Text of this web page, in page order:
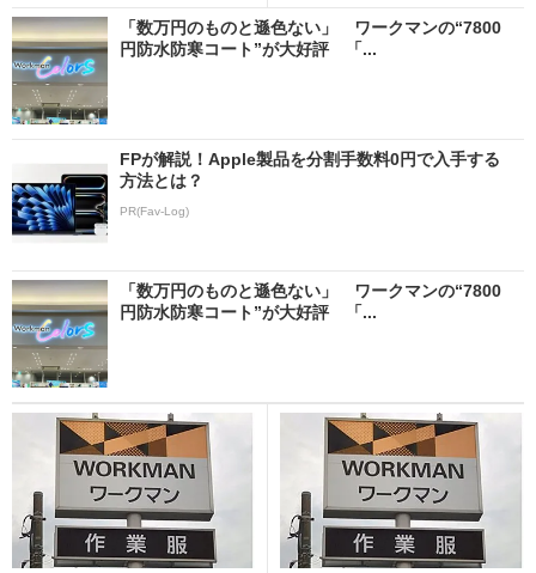
「数万円のものと遜色ない」 ワークマンの“7800
円防水防寒コート”が大好評 「...
FPが解説！Apple製品を分割手数料0円で入手する
方法とは？
PR(Fav-Log)
「数万円のものと遜色ない」 ワークマンの“7800
円防水防寒コート”が大好評 「...